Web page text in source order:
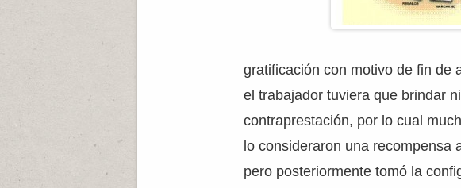
gratificación con motivo de fin de
el trabajador tuviera que brindar
contraprestación, por lo cual
lo consideraron una recompensa
pero posteriormente tomó la